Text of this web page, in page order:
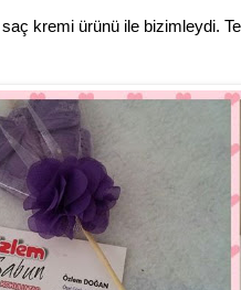
kremi ürünü ile bizimleydi.